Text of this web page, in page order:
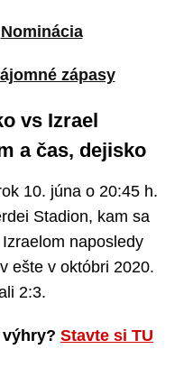
Nominácia
zápasy
vs Izrael
a čas, dejisko
10. júna o 20:45 h.
Stadion, kam sa
naposledy
ešte v októbri 2020.
2:3.
Stavte si TU